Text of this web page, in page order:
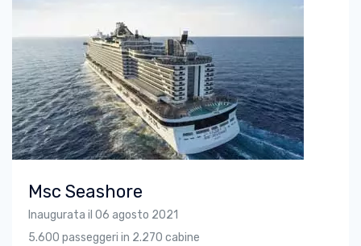
Msc Seashore
Inaugurata il 06 agosto 2021
5.600 passeggeri in 2.270 cabine